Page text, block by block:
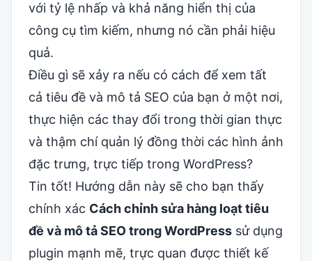
với tỷ lệ nhấp và khả năng hiển thị của
công cụ tìm kiếm, nhưng nó cần phải hiệu
quả.
Điều gì sẽ xảy ra nếu có cách để xem tất
cả tiêu đề và mô tả SEO của bạn ở một nơi,
thực hiện các thay đổi trong thời gian thực
và thậm chí quản lý đồng thời các hình ảnh
đặc trưng, ​​trực tiếp trong WordPress?
Tin tốt! Hướng dẫn này sẽ cho bạn thấy
chính xác Cách chỉnh sửa hàng loạt tiêu
đề và mô tả SEO trong WordPress sử dụng
plugin mạnh mẽ, trực quan được thiết kế